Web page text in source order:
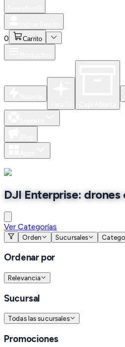
0 Carrito
DJI Enterprise:
Ver Categorías
Orden Sucursales
Ordenar por
Relevancia
Sucursal
Todas las sucursales
Promociones